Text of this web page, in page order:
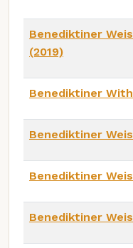
Benediktiner
(2019)
Benediktiner
Benediktiner
Benediktiner
Benediktiner